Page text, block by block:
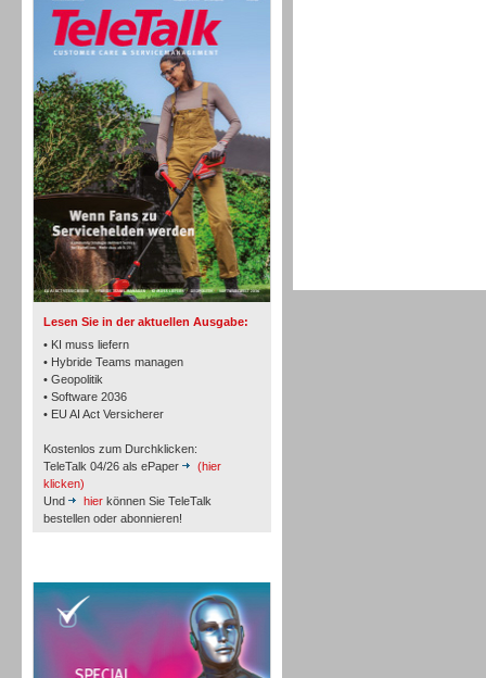
Lesen Sie in der aktuellen Ausgabe:
• KI muss liefern
• Hybride Teams managen
• Geopolitik
• Software 2036
• EU AI Act Versicherer
Kostenlos zum Durchklicken:
TeleTalk 04/26 als ePaper
(hier
klicken)
Und
hier können Sie TeleTalk
bestellen oder abonnieren!
TK- und ACD-Systeme
Workforce-Management